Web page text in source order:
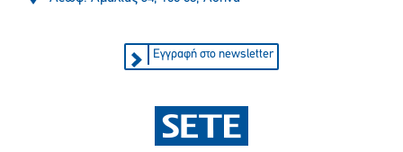
Εγγραφή στο newsletter